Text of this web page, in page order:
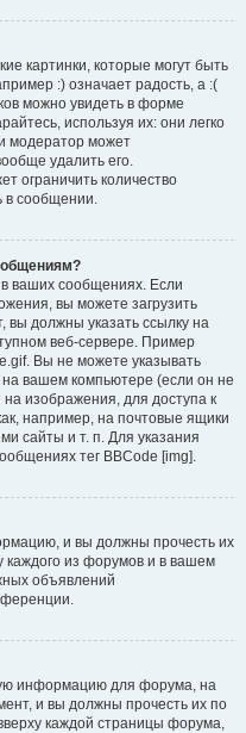
картинки, которые могут быть
:) означает радость, а :(
можно увидеть в форме
используя их: они легко
модератор может
удалить его.
ограничить количество
в сообщении.
ваших сообщениях. Если
вы можете загрузить
должны указать ссылку на
веб-сервере. Пример
Вы не можете указывать
вашем компьютере (если он не
изображения, для доступа к
например, на почтовые ящики
сайты и т. п. Для указания
тег BBCode [img].
и вы должны прочесть их
каждого из форумов и в вашем
объявлений
информацию для форума, на
и вы должны прочесть их по
каждой страницы форума,